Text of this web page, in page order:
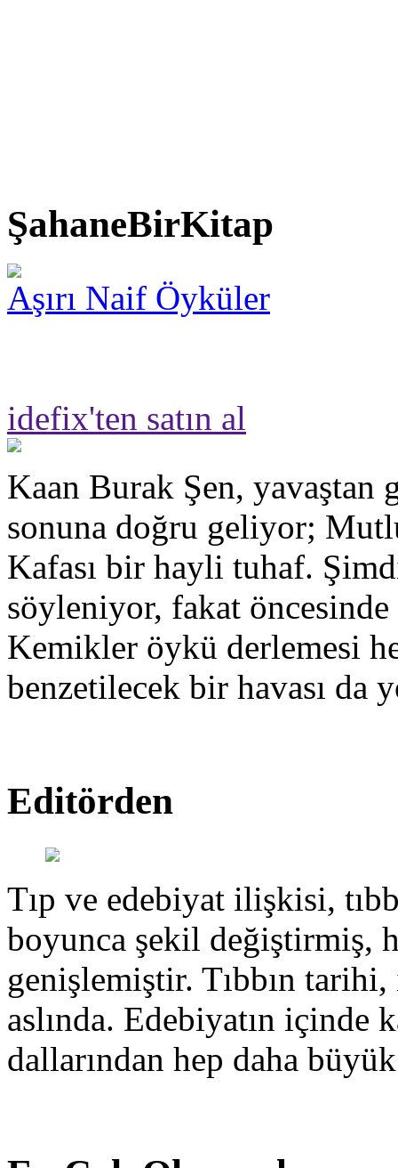
ŞahaneBirKitap
Aşırı Naif Öyküler
idefix'ten satın al
Kaan Burak Şen, yavaştan
sonuna doğru geliyor;
Kafası bir hayli tuhaf.
söyleniyor, fakat
Kemikler öykü derlemesi
benzetilecek bir havası da
Editörden
Tıp ve edebiyat ilişkisi,
boyunca şekil değiştirmiş,
genişlemiştir. Tıbbın
aslında. Edebiyatın içinde
dallarından hep daha